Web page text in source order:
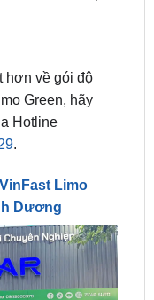
về gói độ
Hotline
.
Limo